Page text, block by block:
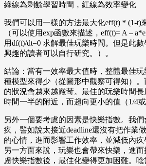
綠線為剩餘學習時間，紅線為效率變化
我們可以用一樣的方法最大化eff(t) * (1-t)
（可以使用exp函數來描述，eff(t)= A –
用df(t)/dt=0 求解最佳玩樂時間。但是此
興趣的讀者可以自行研究。）。
結論：當有一效率最大值時，整體最佳
種模型來得少（從圖形中觀察可得知）
的狀況會越來越嚴苛。最佳的玩樂時間
時間一半的附近，而趨向更小的值（1/4或
另外一個要考慮的因素是快樂指數。我
疚，譬如說太接近deadline還沒有把作業
的心情，進而影響工作效率，並減低內
另一方面來說，玩樂也會帶來快樂，進
慮快樂指數後，最佳化變得更加困難。